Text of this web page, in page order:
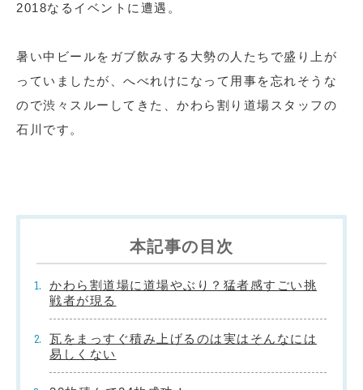
2018なるイベントに遭遇。
暑い中ビールをガブ飲みする大勢の人たちで盛り上が
っていましたが、へべれけになって用事を忘れそうな
ので渋々スルーしてきた、かわら割り道場スタッフの
石川です。
本記事の目次
かわら割道場に道場やぶり？猛者感すごい挑
戦者が現る
瓦をまっすぐ積み上げるのは実はそんなには
易しくない